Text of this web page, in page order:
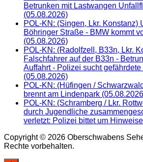
Betrunken mit Lastwangen
(05.08.2026)
POL-KN: (Singen, Lkr. Konstanz)
Böhringer Straße - BMW kommt
(05.08.2026)
POL-KN: (Radolfzell, B33n, Lkr.
Falschfahrer auf der B33n -
Auffahrt - Polizei sucht
(05.08.2026)
POL-KN: (Hüfingen /
brennt am Lindenpark
POL-KN: (Schramberg / Lkr.
durch Jugendliche
verletzt: Polizei bittet um
Copyright © 2026 Oberschwabens
Rechte vorbehalten.